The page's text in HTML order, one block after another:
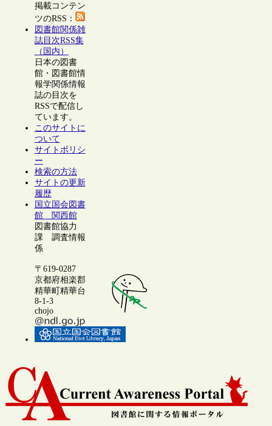
掲載コンテン
ツのRSS：
図書館関係雑
誌目次RSS集
（国内）
日本の図書
館・図書館情
報学関係情報
誌の目次を
RSSで配信し
ています。
このサイトに
ついて
サイトポリシ
ー
検索の方法
サイトの更新
履歴
国立国会図書
館 関西館
図書館協力
課 調査情報
係
〒619-0287
京都府相楽郡
精華町精華台
8-1-3
chojo